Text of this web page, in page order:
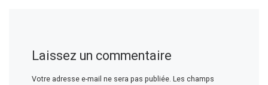
Laissez un commentaire
Votre adresse e-mail ne sera pas publiée. Les champs